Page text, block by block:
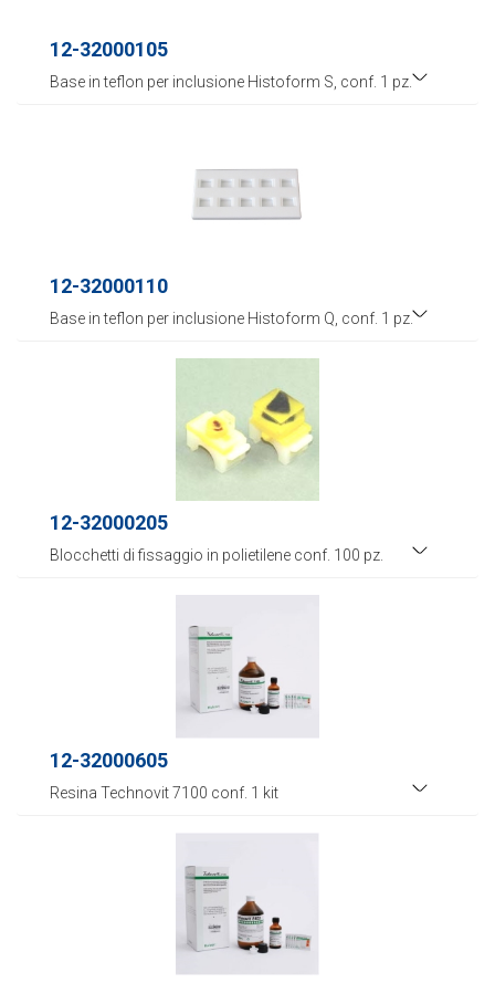
12-32000105
Base in teflon per inclusione Histoform S, conf. 1 pz.
12-32000110
Base in teflon per inclusione Histoform Q, conf. 1 pz.
12-32000205
Blocchetti di fissaggio in polietilene conf. 100 pz.
12-32000605
Resina Technovit 7100 conf. 1 kit